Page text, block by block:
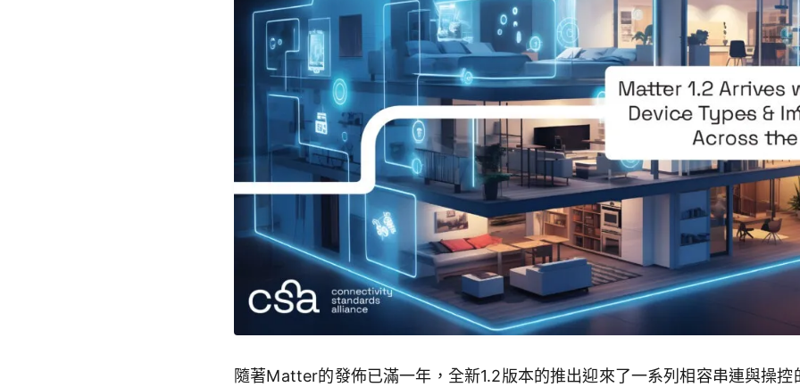
隨著Matter的發佈已滿一年，全新1.2版本的推出迎來了一系列相容串連與操控